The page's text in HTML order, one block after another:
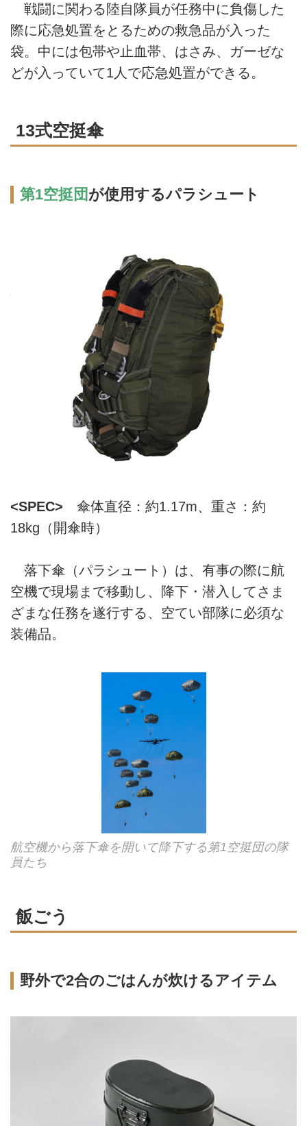
戦闘に関わる陸自隊員が任務中に負傷した
際に応急処置をとるための救急品が入った
袋。中には包帯や止血帯、はさみ、ガーゼな
どが入っていて1人で応急処置ができる。
13式空挺傘
第1空挺団 が使用するパラシュート
<SPEC> 傘体直径：約1.17m、重さ：約
18kg（開傘時）
落下傘（パラシュート）は、有事の際に航
空機で現場まで移動し、降下・潜入してさま
ざまな任務を遂行する、空てい部隊に必須な
装備品。
航空機から落下傘を開いて降下する第1空挺団の隊
員たち
飯ごう
野外で2合のごはんが炊けるアイテム